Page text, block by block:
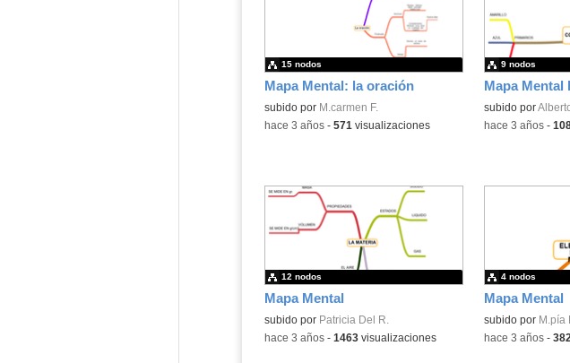
Mapa Mental: la oración
subido por M.carmen F.
15 nodos
-hace 3 años- 571 visualizaciones
Contenido
subido por
9 nodos
-hace 3 años-
Mapa Mental
subido por Patricia Del R.
12 nodos
-hace 3 años- 1463visualizaciones
Mapa Mental
subido por M.pía
4 nodos
-hace 3 años- 382